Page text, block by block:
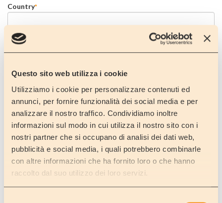
Questo sito web utilizza i cookie
Utilizziamo i cookie per personalizzare contenuti ed
annunci, per fornire funzionalità dei social media e per
analizzare il nostro traffico. Condividiamo inoltre
informazioni sul modo in cui utilizza il nostro sito con i
nostri partner che si occupano di analisi dei dati web,
pubblicità e social media, i quali potrebbero combinarle
con altre informazioni che ha fornito loro o che hanno
raccolto dal suo utilizzo dei loro servizi.
Country*
email*
Telephone*